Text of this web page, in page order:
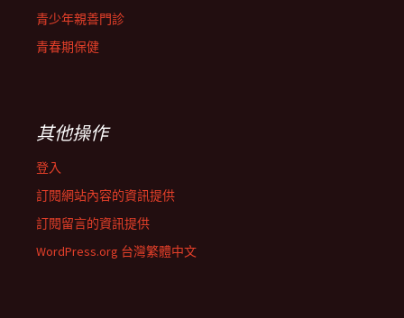
青少年親善門診
青春期保健
其他操作
登入
訂閱網站內容的資訊提供
訂閱留言的資訊提供
WordPress.org 台灣繁體中文